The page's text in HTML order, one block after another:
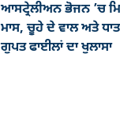
ਆਸਟ੍ਰੇਲੀਅਨ ਭੋਜਨ ’ਚ
ਮਾਸ, ਚੂਹੇ ਦੇ ਵਾਲ ਅਤੇ
ਗੁਪਤ ਫਾਈਲਾਂ ਦਾ ਖੁਲਾਸਾ